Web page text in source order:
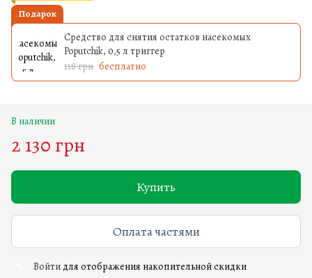
Подарок
Средство для снятия остатков насекомых
Poputchik, 0,5 л триггер
118 грн бесплатно
В наличии
2 130 грн
Купить
Оплата частями
Войти для отображения накопительной скидки